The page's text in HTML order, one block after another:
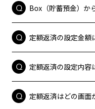
Box（貯蓄預金）か
定額返済の設定金額
定額返済の設定内容
定額返済はどの画面